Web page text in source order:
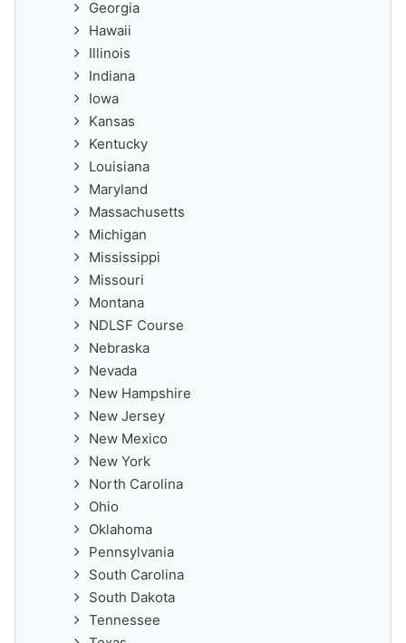
Georgia
Hawaii
Illinois
Indiana
Iowa
Kansas
Kentucky
Louisiana
Maryland
Massachusetts
Michigan
Mississippi
Missouri
Montana
NDLSF Course
Nebraska
Nevada
New Hampshire
New Jersey
New Mexico
New York
North Carolina
Ohio
Oklahoma
Pennsylvania
South Carolina
South Dakota
Tennessee